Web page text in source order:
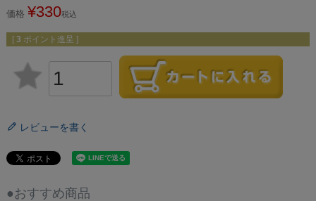
価格 ¥330税込
[ 3 ポイント進呈 ]
レビューを書く
●おすすめ商品